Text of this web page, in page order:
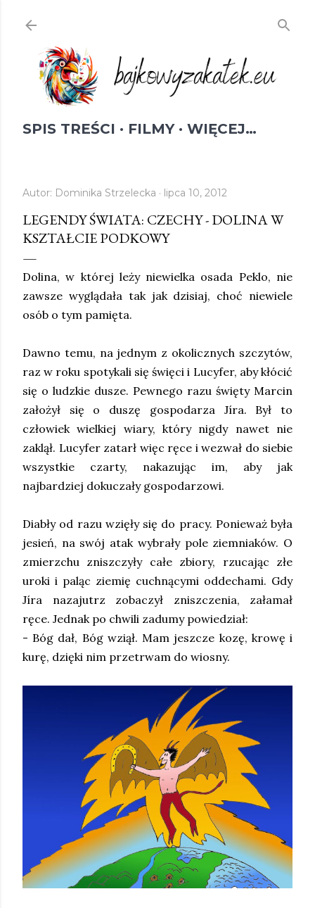
SPIS TREŚCI FILMY WIĘCEJ…
Autor: Dominika Strzelecka lipca 10, 2012
LEGENDY ŚWIATA: CZECHY - DOLINA W
KSZTAŁCIE PODKOWY
Dolina, w której leży niewielka osada Peklo, nie
zawsze wyglądała tak jak dzisiaj, choć niewiele
osób o tym pamięta.
Dawno temu, na jednym z okolicznych szczytów,
raz w roku spotykali się święci i Lucyfer, aby kłócić
się o ludzkie dusze. Pewnego razu święty Marcin
założył się o duszę gospodarza Jíra. Był to
człowiek wielkiej wiary, który nigdy nawet nie
zaklął. Lucyfer zatarł więc ręce i wezwał do siebie
wszystkie czarty, nakazując im, aby jak
najbardziej dokuczały gospodarzowi.
Diabły od razu wzięły się do pracy. Ponieważ była
jesień, na swój atak wybrały pole ziemniaków. O
zmierzchu zniszczyły całe zbiory, rzucając złe
uroki i paląc ziemię cuchnącymi oddechami. Gdy
Jíra nazajutrz zobaczył zniszczenia, załamał
ręce. Jednak po chwili zadumy powiedział:
- Bóg dał, Bóg wziął. Mam jeszcze kozę, krowę i
kurę, dzięki nim przetrwam do wiosny.